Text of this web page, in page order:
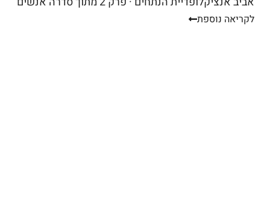
באים אליי בקצביה ומבקשים "סקירט". שאלה ראשונה...
לקריאה נוספת